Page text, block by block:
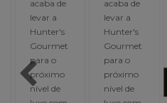
acaba de
levar a
Hunter's
Gourmet
para o
próximo
nível de
acaba de
levar a
Hunter's
Gourmet
para o
próximo
nível de